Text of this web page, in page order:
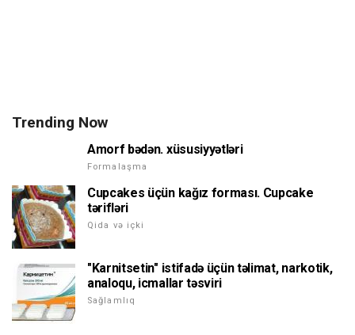
Trending Now
Amorf bədən. xüsusiyyətləri
Formalaşma
Cupcakes üçün kağız forması. Cupcake
tərifləri
Qida və içki
"Karnitsetin" istifadə üçün təlimat, narkotik,
analoqu, icmallar təsviri
Sağlamlıq